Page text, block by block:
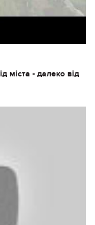
міста - далеко від